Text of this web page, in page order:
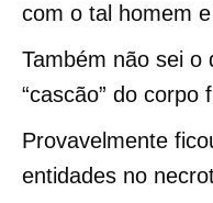
com o tal homem
Também não sei o
“cascão” do
Provavelmente
entidades no